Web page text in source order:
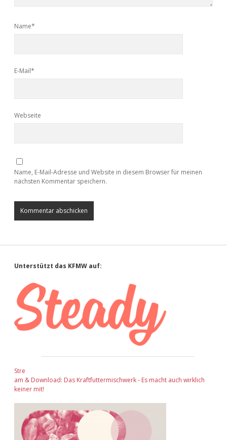
Name*
E-Mail*
Webseite
Name, E-Mail-Adresse und Website in diesem Browser für meinen
nächsten Kommentar speichern.
Sidebar
Unterstützt das KFMW auf:
Stre
am & Download: Das Kraftfuttermischwerk - Es macht auch wirklich
keiner mit!